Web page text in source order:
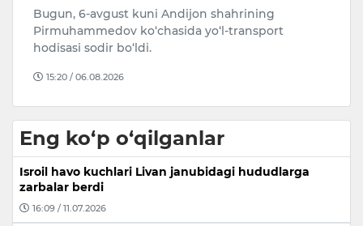
Bugun, 6-avgust kuni Andijon shahrining
Pirmuhammedov ko‘chasida yo‘l-transport
hodisasi sodir bo‘ldi.
15:20 / 06.08.2026
Eng ko‘p o‘qilganlar
Isroil havo kuchlari Livan janubidagi hududlarga
zarbalar berdi
16:09 / 11.07.2026